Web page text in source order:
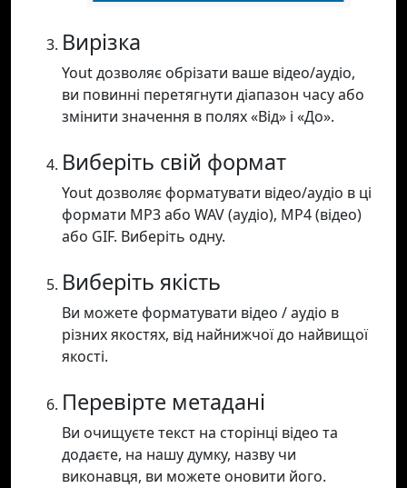
Вирізка
Yout дозволяє обрізати ваше відео/аудіо,
ви повинні перетягнути діапазон часу або
змінити значення в полях «Від» і «До».
Виберіть свій формат
Yout дозволяє форматувати відео/аудіо в ці
формати MP3 або WAV (аудіо), MP4 (відео)
або GIF. Виберіть одну.
Виберіть якість
Ви можете форматувати відео / аудіо в
різних якостях, від найнижчої до найвищої
якості.
Перевірте метадані
Ви очищуєте текст на сторінці відео та
додаєте, на нашу думку, назву чи
виконавця, ви можете оновити його.